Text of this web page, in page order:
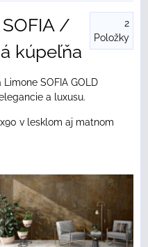
/
kúpeľňa
2
Položky
SOFIA GOLD
a luxusu.
v lesklom aj matnom